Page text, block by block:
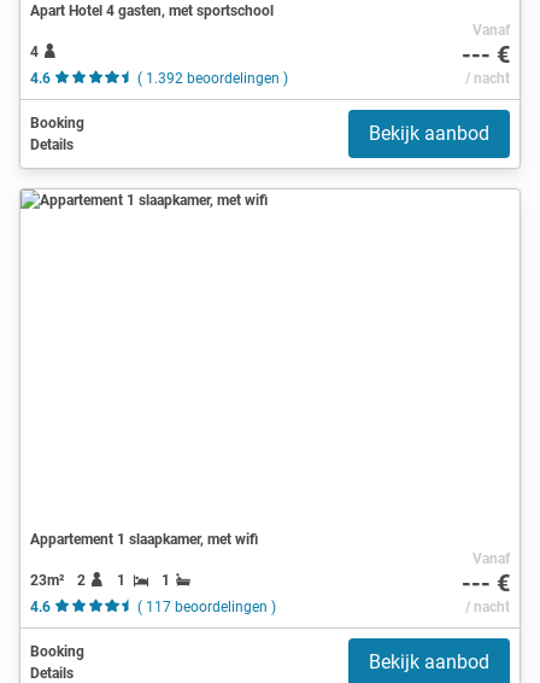
Apart Hotel 4 gasten, met sportschool
4
4.6
( 1.392 beoordelingen )
Vanaf
--- €
/ nacht
Booking
Details
Bekijk aanbod
Appartement 1 slaapkamer, met wifi
23m² 2 1
1
4.6
( 117 beoordelingen )
Vanaf
--- €
/ nacht
Booking
Details
Bekijk aanbod